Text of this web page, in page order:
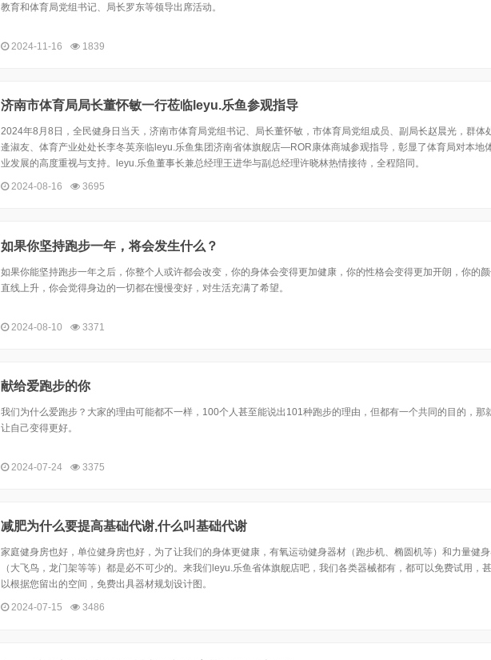
教育和体育局党组书记、局长罗东等领导出席活动。
2024-11-16 1839
济南市体育局局长董怀敏一行莅临leyu.乐鱼参观指导
2024年8月8日，全民健身日当天，济南市体育局党组书记、局长董怀敏，市体育局党组成员、副局长赵晨光，群体
逄淑友、体育产业处处长李冬英亲临leyu.乐鱼集团济南省体旗舰店—ROR康体商城参观指导，彰显了体育局对本地
业发展的高度重视与支持。leyu.乐鱼董事长兼总经理王进华与副总经理许晓林热情接待，全程陪同。
2024-08-16 3695
如果你坚持跑步一年，将会发生什么？
如果你能坚持跑步一年之后，你整个人或许都会改变，你的身体会变得更加健康，你的性格会变得更加开朗，你的
直线上升，你会觉得身边的一切都在慢慢变好，对生活充满了希望。
2024-08-10 3371
献给爱跑步的你
我们为什么爱跑步？大家的理由可能都不一样，100个人甚至能说出101种跑步的理由，但都有一个共同的目的，那
让自己变得更好。
2024-07-24 3375
减肥为什么要提高基础代谢,什么叫基础代谢
家庭健身房也好，单位健身房也好，为了让我们的身体更健康，有氧运动健身器材（跑步机、椭圆机等）和力量健
（大飞鸟，龙门架等等）都是必不可少的。来我们leyu.乐鱼省体旗舰店吧，我们各类器械都有，都可以免费试用，
以根据您留出的空间，免费出具器材规划设计图。
2024-07-15 3486